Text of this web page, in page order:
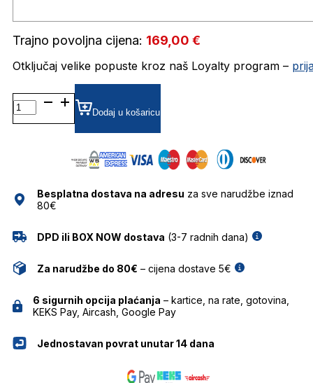
Trajno povoljna cijena: 169,00 €
Otključaj velike popuste kroz naš Loyalty program –
DQ5210 DIOPTRIJSKI
OKVIRI
DSQUARED
Dodaj u košaricu
Besplatna dostava na adresu za sve narudžbe iznad
80€
DPD ili BOX NOW dostava (3-7 radnih dana)
Za narudžbe do 80€ – cijena dostave 5€
6 sigurnih opcija plaćanja – kartice, na rate, gotovina,
KEKS Pay, Aircash, Google Pay
Jednostavan povrat unutar 14 dana